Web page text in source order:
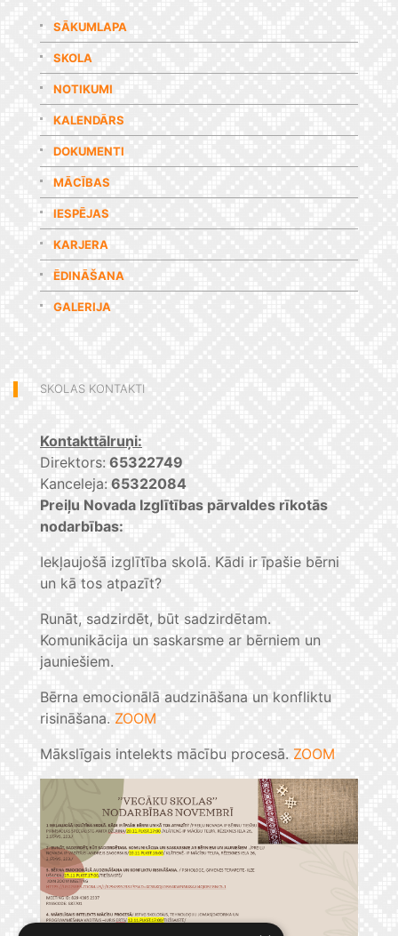
SĀKUMLAPA
SKOLA
NOTIKUMI
KALENDĀRS
DOKUMENTI
MĀCĪBAS
IESPĒJAS
KARJERA
ĒDINĀŠANA
GALERIJA
SKOLAS KONTAKTI
Kontakttālruņi:
Direktors: 65322749
Kanceleja: 65322084
Preiļu Novada Izglītības pārvaldes rīkotās
nodarbības:
Iekļaujošā izglītība skolā. Kādi ir īpašie bērni
un kā tos atpazīt?
Runāt, sadzirdēt, būt sadzirdētam.
Komunikācija un saskarsme ar bērniem un
jauniešiem.
Bērna emocionālā audzināšana un konfliktu
risināšana. ZOOM
Mākslīgais intelekts mācību procesā. ZOOM